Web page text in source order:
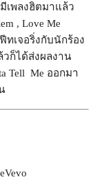
เพลงฮิตมาแล้ว
, Love Me
ทเจอริ่งกับนักร้อง
วก็ได้ส่งผลงาน
Tell Me ออกมา